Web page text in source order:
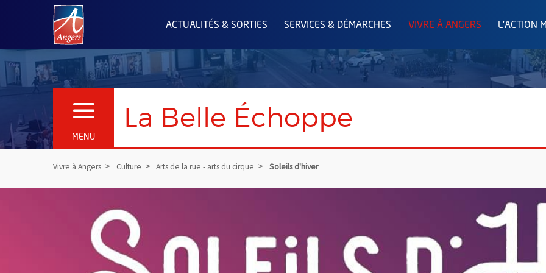
Angers.fr : Retour à l'accueil
ACTUALITÉS & SORTIES SERVICES & DÉMARCHES VIVRE À ANGERS L'ACTION
MENU
OUVRIR LE MENU La Belle Échoppe
Vivre à Angers Culture Arts de la rue - arts du cirque Soleils d'hiver